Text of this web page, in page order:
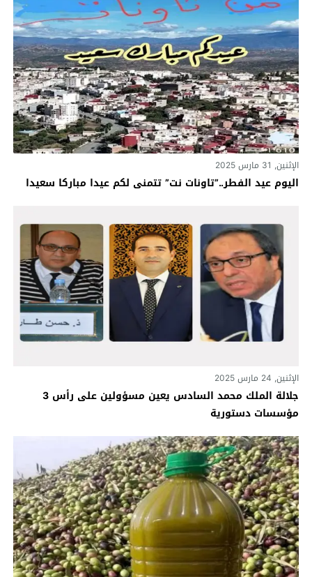
الإثنين, 31 مارس 2025
اليوم عيد الفطر..”تاونات نت” تتمنى لكم عيدا مباركا سعيدا
الإثنين, 24 مارس 2025
جلالة الملك محمد السادس يعين مسؤولين على رأس 3
مؤسسات دستورية